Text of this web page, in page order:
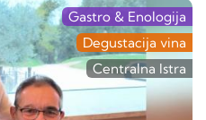
Gastro & Enologija
Degustacija vina
Centralna Istra